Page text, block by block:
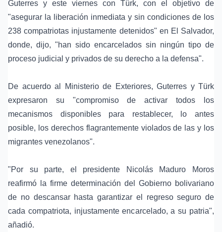
Guterres y este viernes con Türk, con el objetivo de
"asegurar la liberación inmediata y sin condiciones de los
238 compatriotas injustamente detenidos" en El Salvador,
donde, dijo, "han sido encarcelados sin ningún tipo de
proceso judicial y privados de su derecho a la defensa".
De acuerdo al Ministerio de Exteriores, Guterres y Türk
expresaron su "compromiso de activar todos los
mecanismos disponibles para restablecer, lo antes
posible, los derechos flagrantemente violados de las y los
migrantes venezolanos".
"Por su parte, el presidente Nicolás Maduro Moros
reafirmó la firme determinación del Gobierno bolivariano
de no descansar hasta garantizar el regreso seguro de
cada compatriota, injustamente encarcelado, a su patria",
añadió.